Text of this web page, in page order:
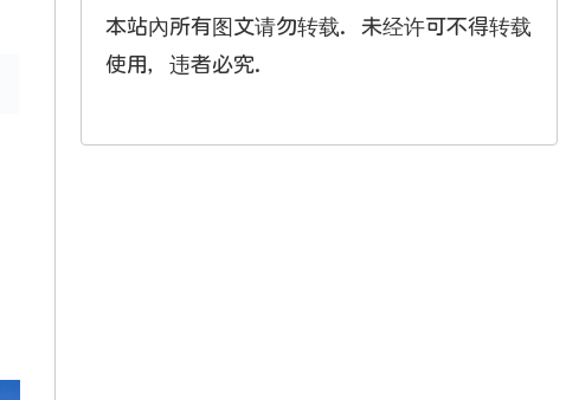
本站內所有图文请勿转载. 未经许可不得转载
使用，违者必究.